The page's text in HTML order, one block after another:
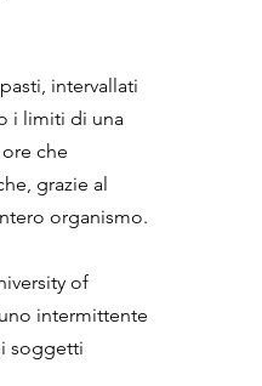
intervallati
i limiti di una
che
grazie al
organismo.
of
intermittente
soggetti